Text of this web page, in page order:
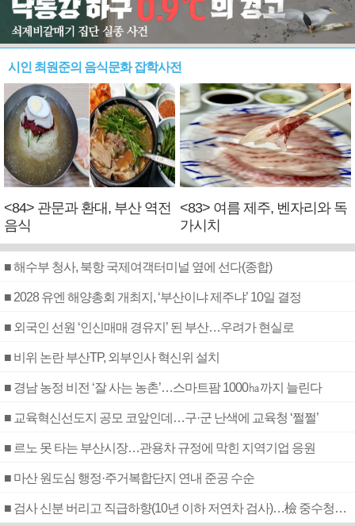
시인 최원준의 음식문화 잡학사전
<84> 관문과 환대, 부산 역전
음식
<83> 여름 제주, 벤자리와 독
가시치
■ 해수부 청사, 북항 국제여객터미널 옆에 선다(종합)
■ 2028 유엔 해양총회 개최지, ‘부산이냐 제주냐’ 10일 결정
■ 외국인 선원 ‘인신매매 경유지’ 된 부산…우려가 현실로
■ 비위 논란 부산TP, 외부인사 혁신위 설치
■ 경남 농정 비전 ‘잘 사는 농촌’…스마트팜 1000㏊까지 늘린다
■ 교육혁신선도지 공모 코앞인데…구·군 난색에 교육청 ‘쩔쩔’
■ 르노 못 타는 부산시장…관용차 규정에 막힌 지역기업 응원
■ 마산 원도심 행정·주거복합단지 연내 준공 수순
■ 검사 신분 버리고 직급하향(10년 이하 저연차 검사)…檢 중수청행 기피